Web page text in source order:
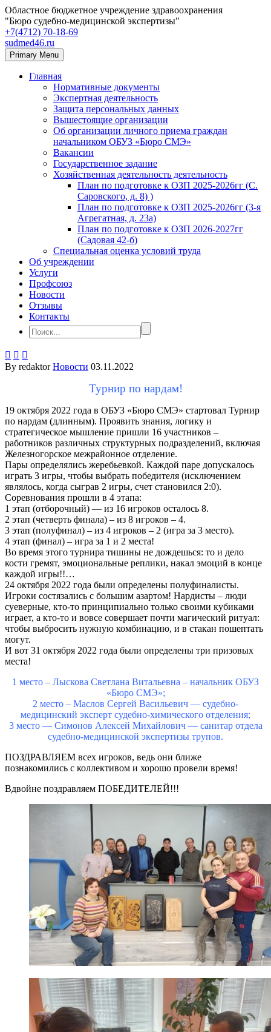
Областное бюджетное учреждение здравоохранения
"Бюро судебно-медицинской экспертизы"
+7(4712) 70‑18‑69
sudmed46.ru
Primary Menu
Главная
Нормативные документы
Экспертная деятельность
Защита персональных данных
Вышестоящие организации
Об организации личного приема граждан
начальником ОБУЗ «Бюро СМЭ»
Вакансии
Государственное задание
Хозяйственная деятельность деятельность
План по подготовке к ОЗП 2025-2026гг (С.
Саровского, д. 8) )
План по подготовке к ОЗП 2025-2026гг (3-я
Агрегатная, д. 23а)
План по подготовке к ОЗП 2026-2027гг
(Садовая 42-б)
Специальная оценка условий труда
Об учреждении
Услуги
Профсоюз
Новости
Отзывы
Контакты
  
By redaktor Новости 03.11.2022
Турнир по нардам!
19 октября 2022 года в ОБУЗ «Бюро СМЭ» стартовал Турнир
по нардам (длинным). Проявить знания, логику и
стратегическое мышление пришли 16 участников –
работников различных структурных подразделений, включая
Железногорское межрайонное отделение.
Пары определялись жеребьевкой. Каждой паре допускалось
играть 3 игры, чтобы выбрать победителя (исключением
являлось, когда сыграв 2 игры, счет становился 2:0).
Соревнования прошли в 4 этапа:
1 этап (отборочный) — из 16 игроков осталось 8.
2 этап (четверть финала) – из 8 игроков – 4.
3 этап (полуфинал) – из 4 игроков – 2 (игра за 3 место).
4 этап (финал) – игра за 1 и 2 места!
Во время этого турнира тишины не дождешься: то и дело
кости гремят, эмоциональные реплики, накал эмоций в конце
каждой игры!!…
24 октября 2022 года были определены полуфиналисты.
Игроки состязались с большим азартом! Нардисты – люди
суеверные, кто-то принципиально только своими кубиками
играет, а кто-то и вовсе совершает почти магический ритуал:
чтобы выбросить нужную комбинацию, и в стакан пошептать
могут.
И вот 31 октября 2022 года были определены три призовых
места!
1 место – Лыскова Светлана Витальевна – начальник ОБУЗ
«Бюро СМЭ»;
2 место – Маслов Сергей Васильевич — судебно-
медицинский эксперт судебно-химического отделения;
3 место — Симонов Алексей Михайлович — санитар отдела
судебно-медицинской экспертизы трупов.
ПОЗДРАВЛЯЕМ всех игроков, ведь они ближе
познакомились с коллективом и хорошо провели время!
Вдвойне поздравляем ПОБЕДИТЕЛЕЙ!!!